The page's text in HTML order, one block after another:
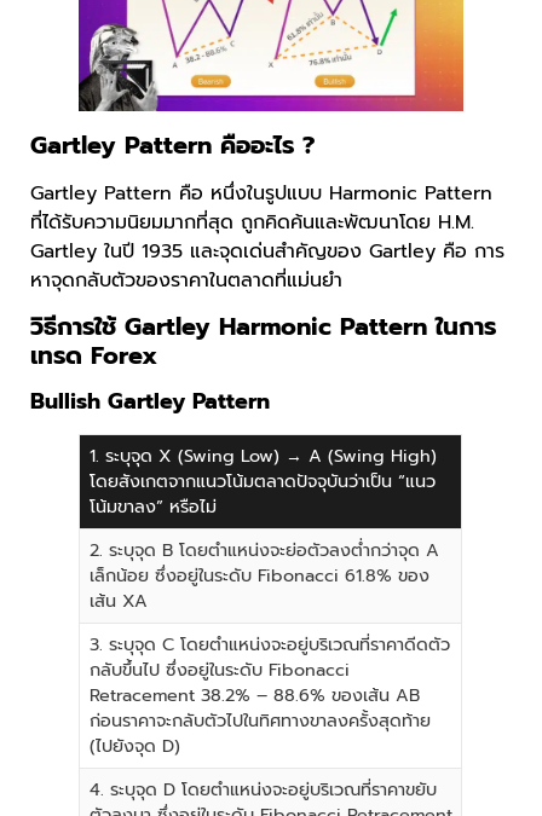
Gartley Pattern คืออะไร ?
Gartley Pattern คือ หนึ่งในรูปแบบ Harmonic Pattern
ที่ได้รับความนิยมมากที่สุด ถูกคิดค้นและพัฒนาโดย H.M.
Gartley ในปี 1935 และจุดเด่นสำคัญของ Gartley คือ การ
หาจุดกลับตัวของราคาในตลาดที่แม่นยำ
วิธีการใช้ Gartley Harmonic Pattern ในการ
เทรด Forex
Bullish Gartley Pattern
1. ระบุจุด X (Swing Low) → A (Swing High)
โดยสังเกตจากแนวโน้มตลาดปัจจุบันว่าเป็น “แนว
โน้มขาลง” หรือไม่
2. ระบุจุด B โดยตำแหน่งจะย่อตัวลงต่ำกว่าจุด A
เล็กน้อย ซึ่งอยู่ในระดับ Fibonacci 61.8% ของ
เส้น XA
3. ระบุจุด C โดยตำแหน่งจะอยู่บริเวณที่ราคาดีดตัว
กลับขึ้นไป ซึ่งอยู่ในระดับ Fibonacci
Retracement 38.2% – 88.6% ของเส้น AB
ก่อนราคาจะกลับตัวไปในทิศทางขาลงครั้งสุดท้าย
(ไปยังจุด D)
4. ระบุจุด D โดยตำแหน่งจะอยู่บริเวณที่ราคาขยับ